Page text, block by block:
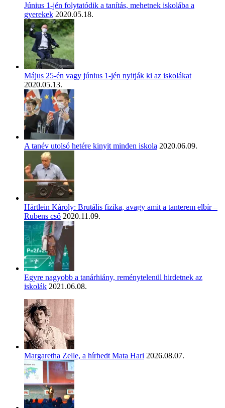
Június 1-jén folytatódik a tanítás, mehetnek iskolába a
gyerekek 2020.05.18.
Május 25-én vagy június 1-jén nyitják ki az iskolákat
2020.05.13.
A tanév utolsó hetére kinyit minden iskola 2020.06.09.
Härtlein Károly: Brutális fizika, avagy amit a tanterem elbír –
Rubens cső 2020.11.09.
Egyre nagyobb a tanárhiány, reménytelenül hirdetnek az
iskolák 2021.06.08.
Margaretha Zelle, a hírhedt Mata Hari 2026.08.07.